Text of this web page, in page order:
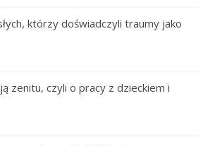
którzy doświadczyli traumy jako
zenitu, czyli o pracy z dzieckiem i